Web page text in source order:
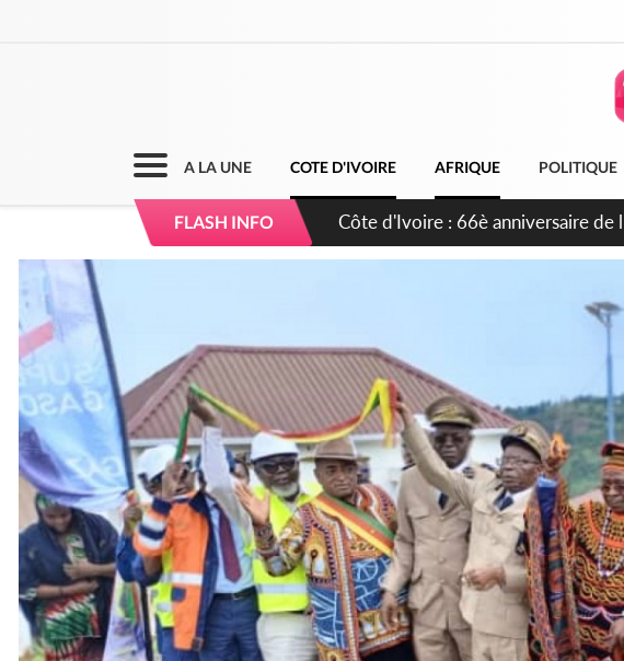
A LA UNE COTE D'IVOIRE AFRIQUE POLITIQUE
FLASH INFO
Côte d'Ivoire : À Abidjan, Amadou
développement de la Guinée